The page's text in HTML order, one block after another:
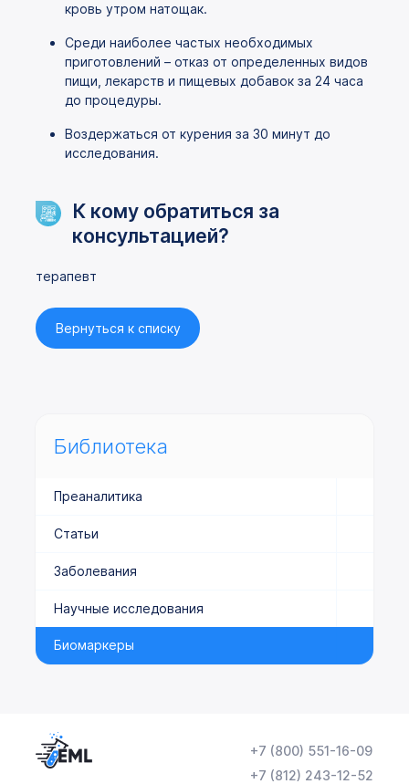
кровь утром натощак.
Среди наиболее частых необходимых
приготовлений – отказ от определенных видов
пищи, лекарств и пищевых добавок за 24 часа
до процедуры.
Воздержаться от курения за 30 минут до
исследования.
К кому обратиться за
консультацией?
терапевт
Вернуться к списку
Библиотека
Преаналитика
Статьи
Заболевания
Научные исследования
Биомаркеры
+7 (800) 551-16-09
+7 (812) 243-12-52